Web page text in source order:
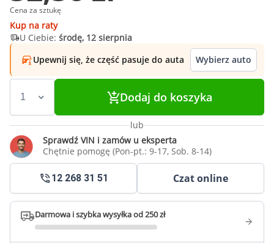
Cena za sztukę
Kup na raty
U Ciebie: środę, 12 sierpnia
Upewnij się, że część pasuje do auta
Wybierz auto
Dodaj do koszyka
lub
Sprawdź VIN i zamów u eksperta
Chętnie pomogę (Pon-pt.: 9-17, Sob. 8-14)
12 268 31 51 Czat online
Darmowa i szybka wysyłka od 250 zł